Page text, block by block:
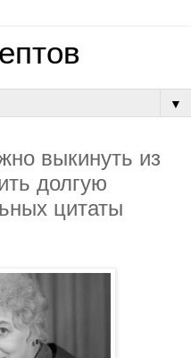
▼
выкинуть из
долгую
цитаты